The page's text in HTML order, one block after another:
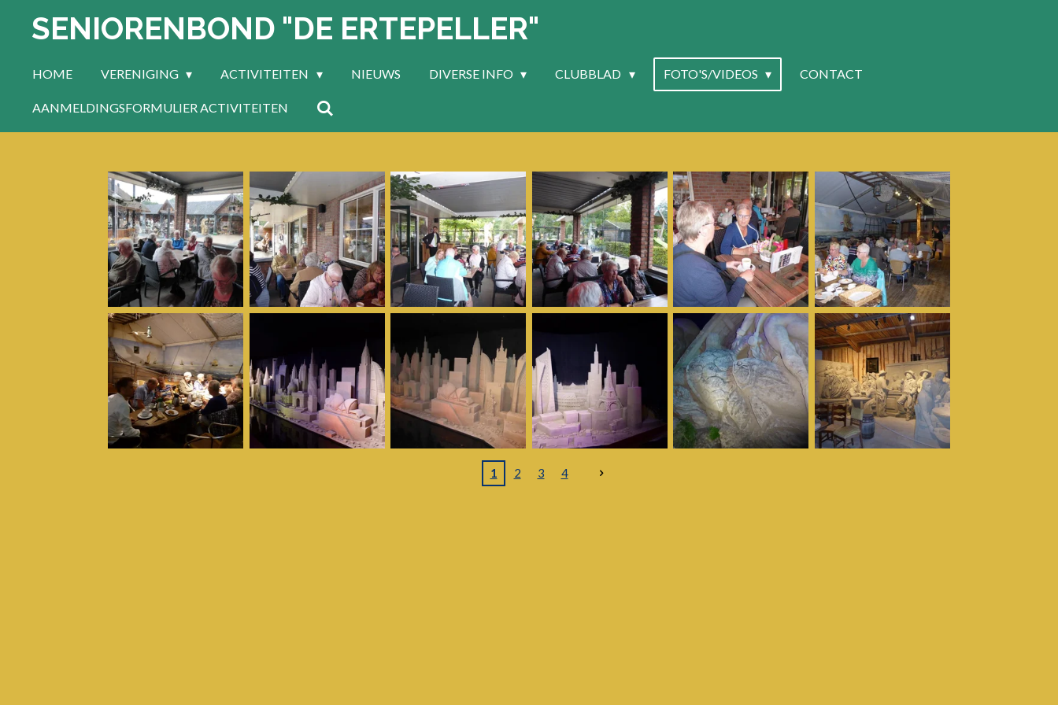
direct
hoofdinhoud
SENIORENBOND "DE ERTEPELLER"
HOME VERENIGING ACTIVITEITEN NIEUWS DIVERSE INFO CLUBBLAD FOTO'S/VIDEOS CONTACT
AANMELDINGSFORMULIER ACTIVITEITEN
1 2 3 4